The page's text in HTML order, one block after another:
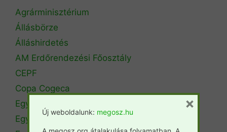
Agrárminisztérium
Állásbörze
Álláshirdetés
AM Erdőrendezési Főosztály
CEPF
Copa Cogeca
Egyéb
Egyetemi hírek
Új weboldalunk: megosz.hu
×